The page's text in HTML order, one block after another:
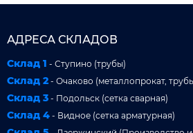
АДРЕСА СКЛАДОВ
Склад 1 - Ступино (трубы)
Склад 2 - Очаково (металлопрокат,
Склад 3 - Подольск (сетка сварная)
Склад 4 - Видное (сетка арматурная)